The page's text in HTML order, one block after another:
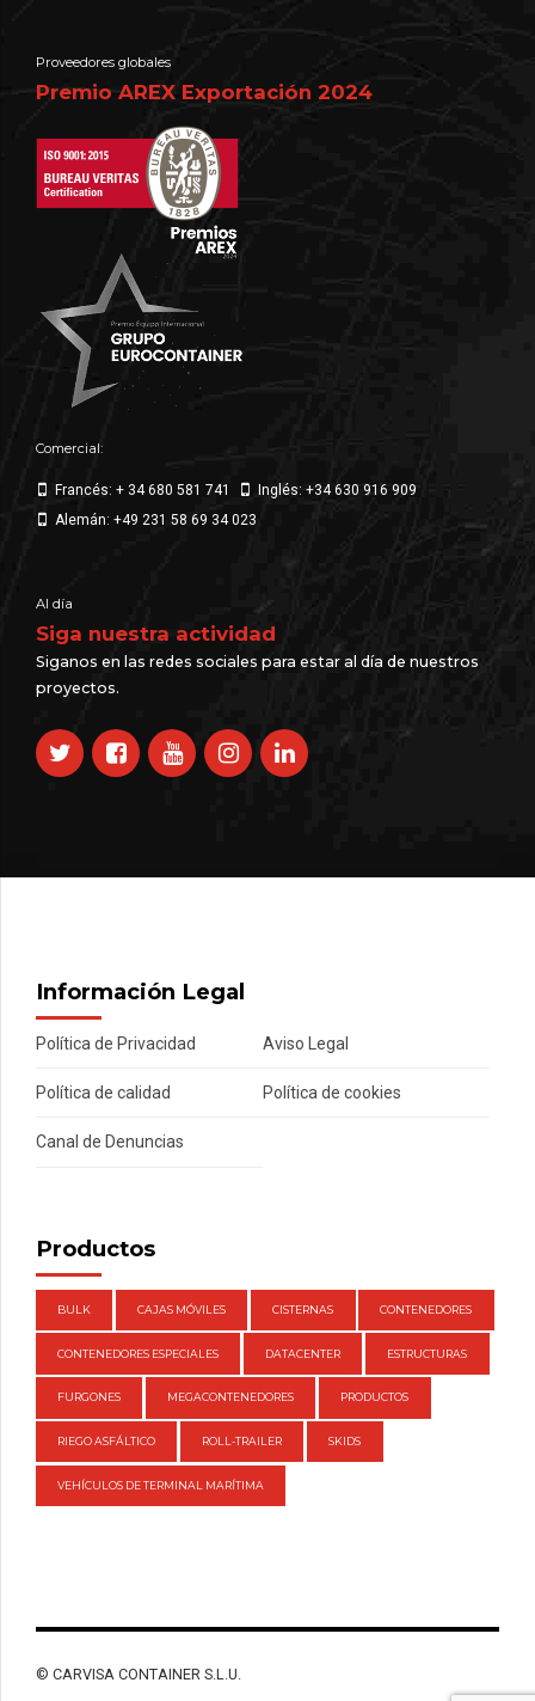
Proveedores globales
Premio AREX Exportación 2024
Comercial:
Francés: + 34 680 581 741
Inglés: +34 630 916 909
Alemán: +49 231 58 69 34 023
Al día
Siga nuestra actividad
Siganos en las redes sociales para estar al día de nuestros
proyectos.
Información Legal
Política de Privacidad Aviso Legal
Política de calidad Política de cookies
Canal de Denuncias
Productos
BULK CAJAS MÓVILES CISTERNAS CONTENEDORES
CONTENEDORES ESPECIALES DATACENTER ESTRUCTURAS
FURGONES MEGACONTENEDORES PRODUCTOS
RIEGO ASFÁLTICO ROLL-TRAILER SKIDS
VEHÍCULOS DE TERMINAL MARÍTIMA
© CARVISA CONTAINER S.L.U.